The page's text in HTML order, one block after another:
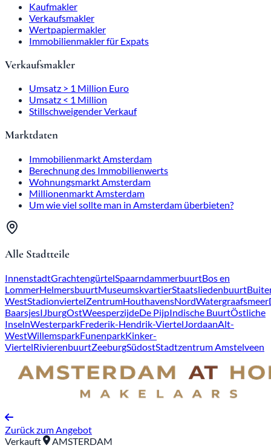
Kaufmakler
Verkaufsmakler
Wertpapiermakler
Immobilienmakler für Expats
Verkaufsmakler
Umsatz > 1 Million Euro
Umsatz < 1 Million
Stillschweigender Verkauf
Marktdaten
Immobilienmarkt Amsterdam
Berechnung des Immobilienwerts
Wohnungsmarkt Amsterdam
Millionenmarkt Amsterdam
Um wie viel sollte man in Amsterdam überbieten?
Alle Stadtteile
InnenstadtGrachtengürtelSpaarndammerbuurtBos en
LommerHelmersbuurtMuseumskvartierStaatsliedenbuurt
WestStadionviertelZentrumHouthavensNordWatergraafsmeer
BaarsjesIJburgOstWeesperzijdeDe PijpIndische BuurtÖstliche
InselnWesterparkFrederik-Hendrik-ViertelJordaanAlt-
WestWillemsparkFunenparkKinker-
ViertelRivierenbuurtZeeburgSüdostStadtzentrum Amstelveen
Zurück zum Angebot
Verkauft
AMSTERDAM